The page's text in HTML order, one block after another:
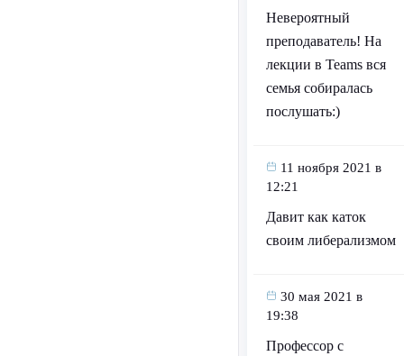
Невероятный
преподаватель! На
лекции в Teams вся
семья собиралась
послушать:)
11 ноября 2021 в
12:21
Давит как каток
своим либерализмом
30 мая 2021 в
19:38
Профессор с